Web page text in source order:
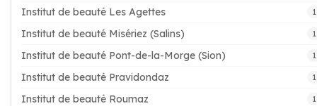
Institut de beauté Les Agettes 1
Institut de beauté Misériez (Salins) 1
Institut de beauté Pont-de-la-Morge (Sion) 1
Institut de beauté Pravidondaz 1
Institut de beauté Roumaz 1